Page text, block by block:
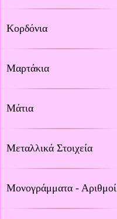
Κορδόνια
Μαρτάκια
Μάτια
Μεταλλικά Στοιχεία
Μονογράμματα - Αριθμοί